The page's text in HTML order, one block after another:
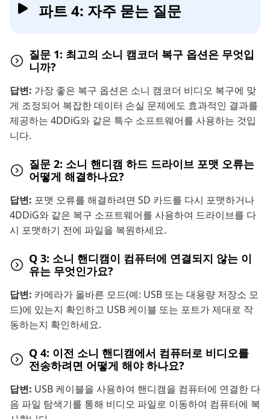
파트 4: 자주 묻는 질문
질문 1: 최고의 소니 캠코더 복구 옵션은 무엇입
니까?
답변: 가장 좋은 복구 옵션은 소니 캠코더 비디오 복구에 맞
게 조정되어 복잡한 데이터 손실 문제에도 효과적인 결과를
제공하는 4DDiG와 같은 특수 소프트웨어를 사용하는 것입
니다.
질문 2: 소니 핸디캠 하드 드라이브 포맷 오류는
어떻게 해결하나요?
답변: 포맷 오류를 해결하려면 SD 카드를 다시 포맷하거나
4DDiG와 같은 복구 소프트웨어를 사용하여 드라이브를 다
시 포맷하기 전에 파일을 복원하세요.
Q 3: 소니 핸디캠이 컴퓨터에 연결되지 않는 이
유는 무엇인가요?
답변: 카메라가 올바른 모드(예: USB 또는 대용량 저장소 모
드)에 있는지 확인하고 USB 케이블 또는 포트가 제대로 작
동하는지 확인하세요.
Q 4: 이전 소니 핸디캠에서 컴퓨터로 비디오를
전송하려면 어떻게 해야 하나요?
답변: USB 케이블을 사용하여 핸디캠을 컴퓨터에 연결한 다
음 파일 탐색기를 통해 비디오 파일로 이동하여 컴퓨터에 복